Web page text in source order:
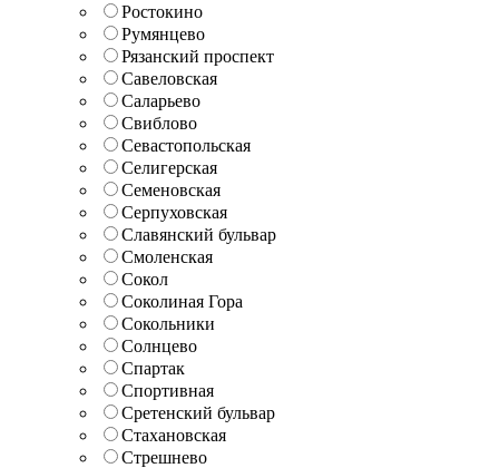
Ростокино
Румянцево
Рязанский проспект
Савеловская
Саларьево
Свиблово
Севастопольская
Селигерская
Семеновская
Серпуховская
Славянский бульвар
Смоленская
Сокол
Соколиная Гора
Сокольники
Солнцево
Спартак
Спортивная
Сретенский бульвар
Стахановская
Стрешнево